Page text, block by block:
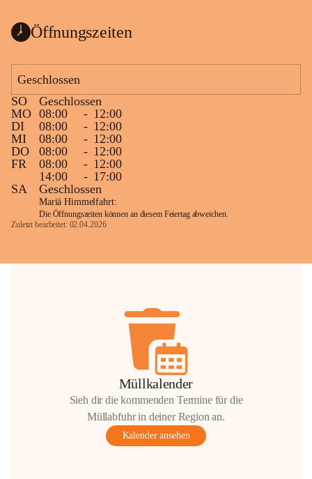
Öffnungszeiten
Geschlossen
SO
Geschlossen
MO 08:00 - 12:00
DI
08:00 - 12:00
MI
08:00 - 12:00
DO
08:00 - 12:00
FR
08:00 - 12:00
14:00
- 17:00
SA
Geschlossen
Mariä Himmelfahrt:
Die Öffnungszeiten können an diesem Feiertag abweichen.
Zuletzt bearbeitet: 02.04.2026
Müllkalender
Sieh dir die kommenden Termine für die
Müllabfuhr in deiner Region an.
Kalender ansehen